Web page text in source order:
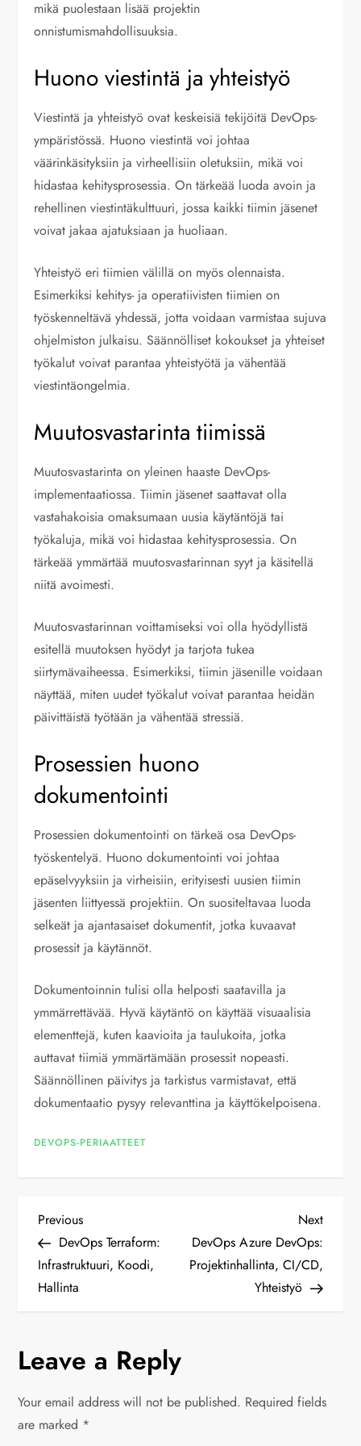
mikä puolestaan lisää projektin
onnistumismahdollisuuksia.
Huono viestintä ja yhteistyö
Viestintä ja yhteistyö ovat keskeisiä tekijöitä DevOps-
ympäristössä. Huono viestintä voi johtaa
väärinkäsityksiin ja virheellisiin oletuksiin, mikä voi
hidastaa kehitysprosessia. On tärkeää luoda avoin ja
rehellinen viestintäkulttuuri, jossa kaikki tiimin jäsenet
voivat jakaa ajatuksiaan ja huoliaan.
Yhteistyö eri tiimien välillä on myös olennaista.
Esimerkiksi kehitys- ja operatiivisten tiimien on
työskenneltävä yhdessä, jotta voidaan varmistaa sujuva
ohjelmiston julkaisu. Säännölliset kokoukset ja yhteiset
työkalut voivat parantaa yhteistyötä ja vähentää
viestintäongelmia.
Muutosvastarinta tiimissä
Muutosvastarinta on yleinen haaste DevOps-
implementaatiossa. Tiimin jäsenet saattavat olla
vastahakoisia omaksumaan uusia käytäntöjä tai
työkaluja, mikä voi hidastaa kehitysprosessia. On
tärkeää ymmärtää muutosvastarinnan syyt ja käsitellä
niitä avoimesti.
Muutosvastarinnan voittamiseksi voi olla hyödyllistä
esitellä muutoksen hyödyt ja tarjota tukea
siirtymävaiheessa. Esimerkiksi, tiimin jäsenille voidaan
näyttää, miten uudet työkalut voivat parantaa heidän
päivittäistä työtään ja vähentää stressiä.
Prosessien huono
dokumentointi
Prosessien dokumentointi on tärkeä osa DevOps-
työskentelyä. Huono dokumentointi voi johtaa
epäselvyyksiin ja virheisiin, erityisesti uusien tiimin
jäsenten liittyessä projektiin. On suositeltavaa luoda
selkeät ja ajantasaiset dokumentit, jotka kuvaavat
prosessit ja käytännöt.
Dokumentoinnin tulisi olla helposti saatavilla ja
ymmärrettävää. Hyvä käytäntö on käyttää visuaalisia
elementtejä, kuten kaavioita ja taulukoita, jotka
auttavat tiimiä ymmärtämään prosessit nopeasti.
Säännöllinen päivitys ja tarkistus varmistavat, että
dokumentaatio pysyy relevanttina ja käyttökelpoisena.
DEVOPS-PERIAATTEET
P
o
s
n
a
Previous
Post
Previous
DevOps Terraform:
Infrastruktuuri, Koodi,
Hallinta
Next
Post
Next
DevOps Azure DevOps:
Projektinhallinta, CI/CD,
Yhteistyö
Leave a Reply
Your email address will not be published. Required fields
are marked *